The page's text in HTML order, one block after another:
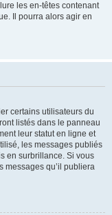
les en-têtes contenant
Il pourra alors agir en
certains utilisateurs du
listés dans le panneau
leur statut en ligne et
les messages publiés
en surbrillance. Si vous
messages qu’il publiera